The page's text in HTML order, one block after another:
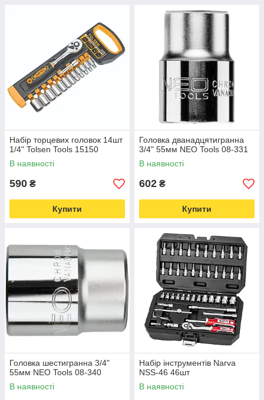
Набір торцевих головок 14шт
1/4" Tolsen Tools 15150
В наявності
590 ₴
Купити
Головка дванадцятигранна
3/4" 55мм NEO Tools 08-331
В наявності
602 ₴
Купити
Головка шестигранна 3/4"
55мм NEO Tools 08-340
В наявності
Набір інструментів Narva
NSS-46 46шт
В наявності